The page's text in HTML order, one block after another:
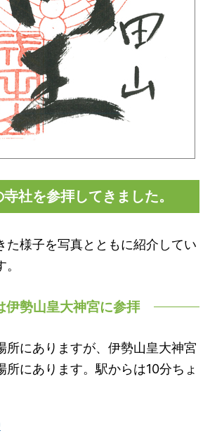
社を参拝してきました。
た様子を写真とともに紹介してい
伊勢山皇大神宮に参拝
所にありますが、伊勢山皇大神宮
所にあります。駅からは10分ちょ